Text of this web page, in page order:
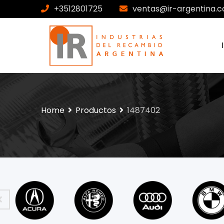
+3512801725 ventas@ir-
Home Productos 1487402